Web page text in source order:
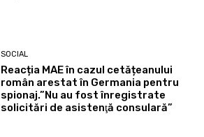
SOCIAL
Reacția MAE în cazul cetățeanului
român arestat în Germania pentru
spionaj.”Nu au fost înregistrate
solicitări de asistenţă consulară”